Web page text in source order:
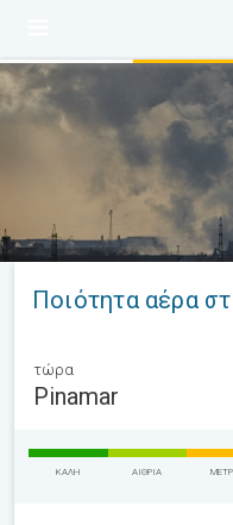
Ποιότητα αέρα
τώρα
Pinamar
ΚΑΛΉ ΑΊΘΡΙΑ